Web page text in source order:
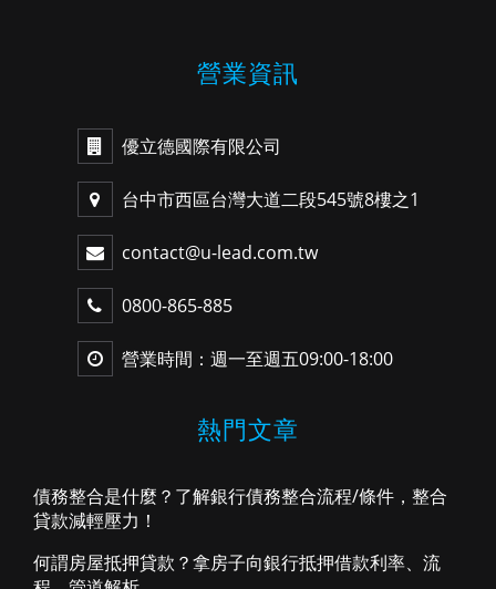
營業資訊
優立德國際有限公司
台中市西區台灣大道二段545號8樓之1
contact@u-lead.com.tw
0800-865-885
營業時間：週一至週五09:00-18:00
熱門文章
債務整合是什麼？了解銀行債務整合流程/條件，整合
貸款減輕壓力！
何謂房屋抵押貸款？拿房子向銀行抵押借款利率、流